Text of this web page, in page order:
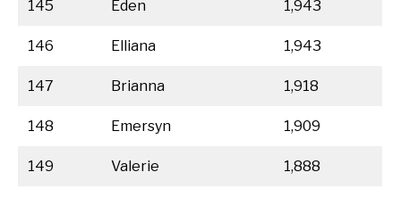
145 Eden 1,943
146 Elliana 1,943
147 Brianna 1,918
148 Emersyn 1,909
149 Valerie 1,888